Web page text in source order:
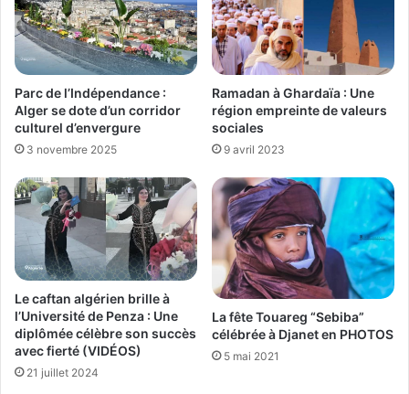
Parc de l’Indépendance :
Alger se dote d’un corridor
culturel d’envergure
3 novembre 2025
Ramadan à Ghardaïa : Une
région empreinte de valeurs
sociales
9 avril 2023
Le caftan algérien brille à
l’Université de Penza : Une
diplômée célèbre son succès
avec fierté (VIDÉOS)
21 juillet 2024
La fête Touareg “Sebiba”
célébrée à Djanet en PHOTOS
5 mai 2021